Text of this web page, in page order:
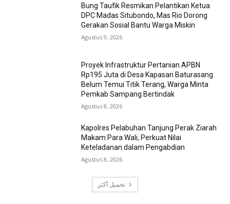
Bung Taufik Resmikan Pelantikan Ketua
DPC Madas Situbondo, Mas Rio Dorong
Gerakan Sosial Bantu Warga Miskin
Agustus 9, 2026
Proyek Infrastruktur Pertanian APBN
Rp195 Juta di Desa Kapasan Baturasang
Belum Temui Titik Terang, Warga Minta
Pemkab Sampang Bertindak
Agustus 8, 2026
Kapolres Pelabuhan Tanjung Perak Ziarah
Makam Para Wali, Perkuat Nilai
Keteladanan dalam Pengabdian
Agustus 8, 2026
تحميل أكثر